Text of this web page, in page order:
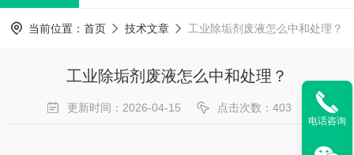
当前位置： 首页 技术文章 工业除垢剂废液怎么中和处理？
工业除垢剂废液怎么中和处理？
更新时间：2026-04-15 点击次数：403
电话咨询